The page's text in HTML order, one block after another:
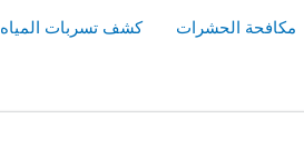
مكافحة الحشرات كشف تسربات المياه